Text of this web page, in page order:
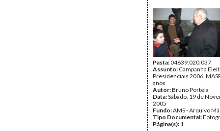
Pasta:04639.020.037
Assunto: Campanha
Presidenciais 2006,
anos
Autor:Bruno Portela
Data:Sábado, 19 de
2005
Fundo:AMS - Arquivo
Tipo Documental:
Página(s): 1